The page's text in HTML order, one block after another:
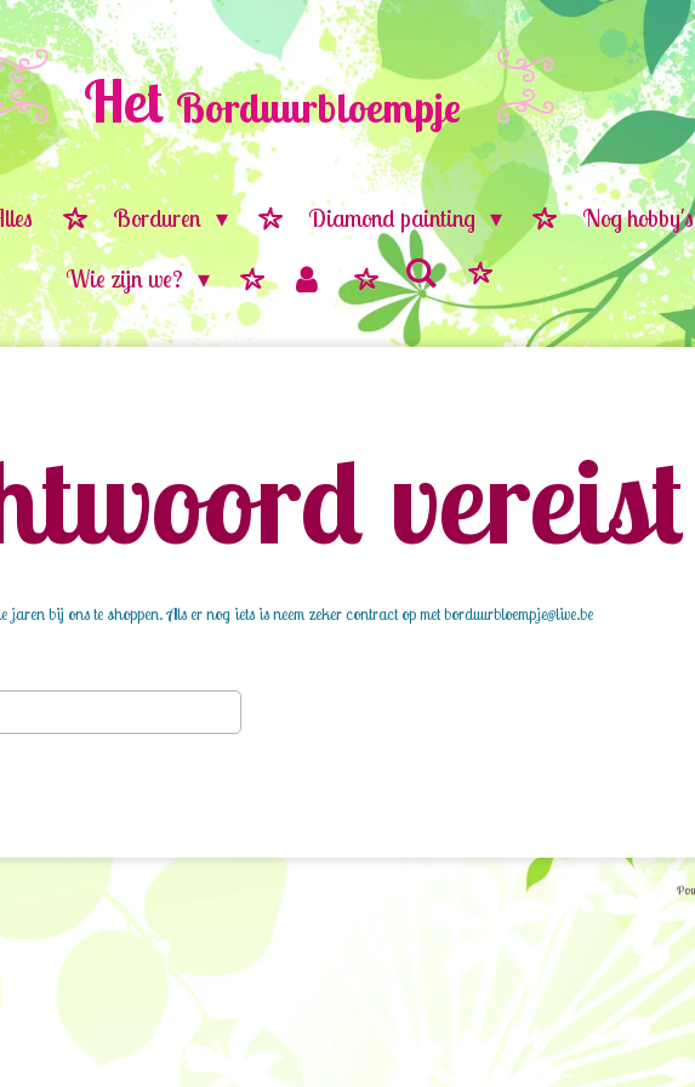
HetBorduurbloempje
Borduren Diamond painting
Nog
Wie zijn we?
vereist
bij ons te shoppen. Als er nog iets is neem zeker contract op met borduurbloempje@live.be